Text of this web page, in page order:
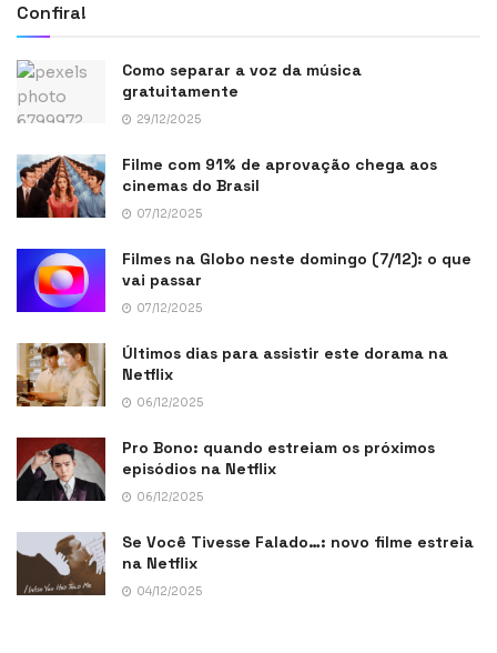
Confira!
Como separar a voz da música
gratuitamente
29/12/2025
Filme com 91% de aprovação chega aos
cinemas do Brasil
07/12/2025
Filmes na Globo neste domingo (7/12): o que
vai passar
07/12/2025
Últimos dias para assistir este dorama na
Netflix
06/12/2025
Pro Bono: quando estreiam os próximos
episódios na Netflix
06/12/2025
Se Você Tivesse Falado…: novo filme estreia
na Netflix
04/12/2025